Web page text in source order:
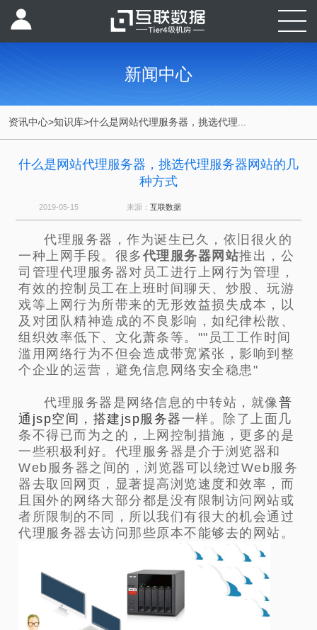
新闻中心
资讯中心>知识库>什么是网站代理服务器，挑选代理...
什么是网站代理服务器，挑选代理服务器网站的几
种方式
2019-05-15 来源： 互联数据
代理服务器，作为诞生已久，依旧很火的
一种上网手段。很多 代理服务器网站推出，公
司管理代理服务器对员工进行上网行为管理，
有效的控制员工在上班时间聊天、炒股、玩游
戏等上网行为所带来的无形效益损失成本，以
及对团队精神造成的不良影响，如纪律松散、
组织效率低下、文化萧条等。""员工工作时间
滥用网络行为不但会造成带宽紧张，影响到整
个企业的运营，避免信息网络安全稳患"
代理服务器是网络信息的中转站，就像普
通jsp空间，搭建jsp服务器 一样。除了上面几
条不得已而为之的，上网控制措施，更多的是
一些积极利好。代理服务器是介于浏览器和
Web服务器之间的，浏览器可以绕过Web服务
器去取回网页，显著提高浏览速度和效率，而
且国外的网络大部分都是没有限制访问网站或
者所限制的不同，所以我们有很大的机会通过
代理服务器去访问那些原本不能够去的网站。